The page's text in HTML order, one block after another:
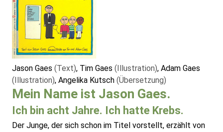
Jason Gaes (Text), Tim Gaes (Illustration), Adam Gaes
(Illustration), Angelika Kutsch (Übersetzung)
Mein Name ist Jason Gaes.
Ich bin acht Jahre. Ich hatte Krebs.
Der Junge, der sich schon im Titel vorstellt, erzählt von